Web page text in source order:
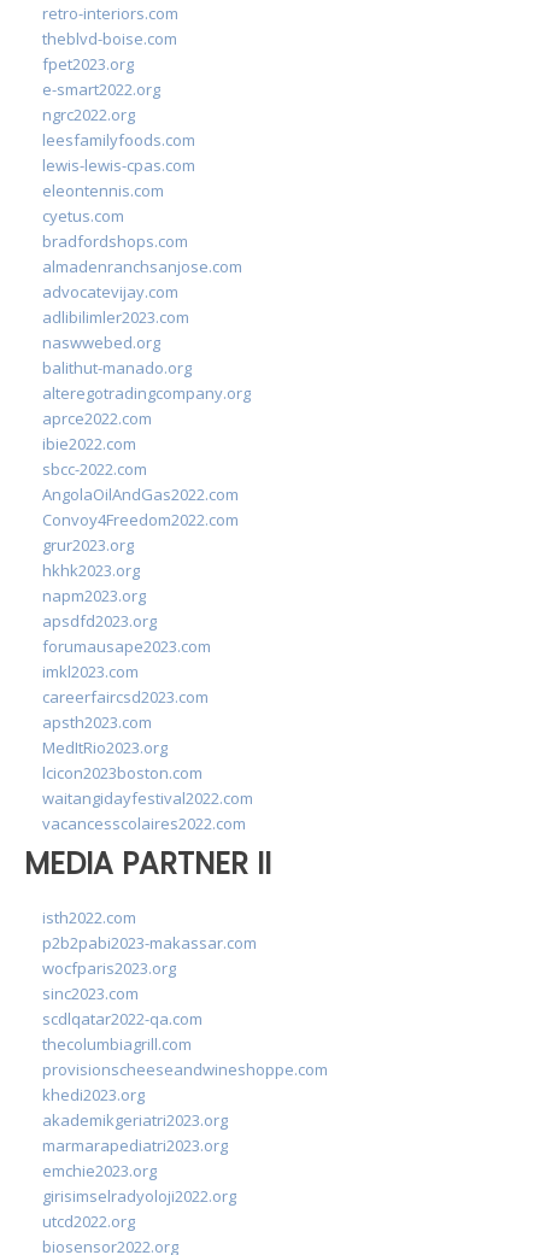
retro-interiors.com
theblvd-boise.com
fpet2023.org
e-smart2022.org
ngrc2022.org
leesfamilyfoods.com
lewis-lewis-cpas.com
eleontennis.com
cyetus.com
bradfordshops.com
almadenranchsanjose.com
advocatevijay.com
adlibilimler2023.com
naswwebed.org
balithut-manado.org
alteregotradingcompany.org
aprce2022.com
ibie2022.com
sbcc-2022.com
AngolaOilAndGas2022.com
Convoy4Freedom2022.com
grur2023.org
hkhk2023.org
napm2023.org
apsdfd2023.org
forumausape2023.com
imkl2023.com
careerfaircsd2023.com
apsth2023.com
MedItRio2023.org
lcicon2023boston.com
waitangidayfestival2022.com
vacancesscolaires2022.com
MEDIA PARTNER II
isth2022.com
p2b2pabi2023-makassar.com
wocfparis2023.org
sinc2023.com
scdlqatar2022-qa.com
thecolumbiagrill.com
provisionscheeseandwineshoppe.com
khedi2023.org
akademikgeriatri2023.org
marmarapediatri2023.org
emchie2023.org
girisimselradyoloji2022.org
utcd2022.org
biosensor2022.org